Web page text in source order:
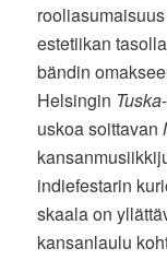
estetiikan
bändin
Helsingin Tuska
uskoa soittavan
indiefestarin
skaala on
kansanlaulu